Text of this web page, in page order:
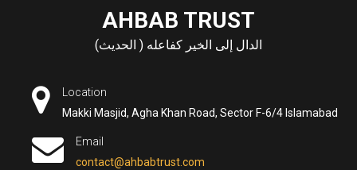
AHBAB TRUST
الدال إلى الخير كفاعله ( الحديث)
Location
Makki Masjid, Agha Khan Road, Sector F-6/4 Islamabad
Email
contact@ahbabtrust.com